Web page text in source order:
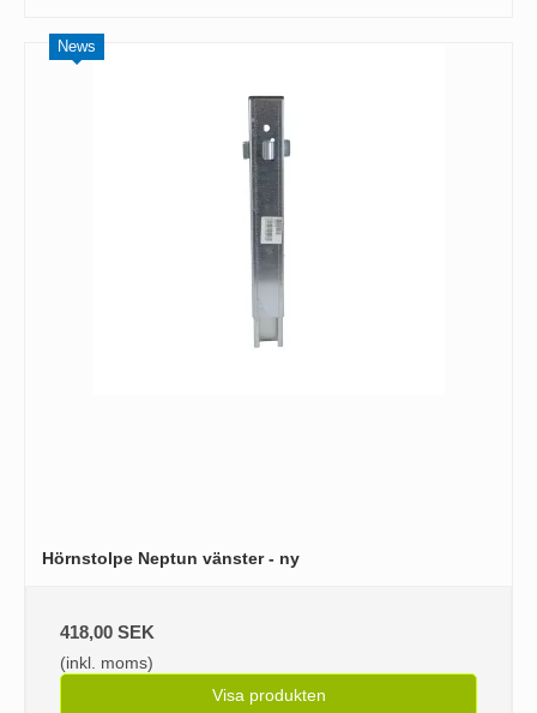
News
Hörnstolpe Neptun vänster - ny
418,00 SEK
(inkl. moms)
Visa produkten